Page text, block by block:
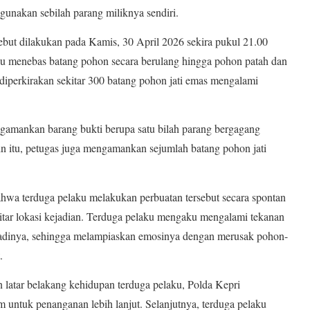
sebilah parang miliknya sendiri.
dilakukan pada Kamis, 30 April 2026 sekira pukul 21.00
batang pohon secara berulang hingga pohon patah dan
sekitar 300 batang pohon jati emas mengalami
barang bukti berupa satu bilah parang bergagang
itu, petugas juga mengamankan sejumlah batang pohon jati
terduga pelaku melakukan perbuatan tersebut secara spontan
lokasi kejadian. Terduga pelaku mengaku mengalami tekanan
sehingga melampiaskan emosinya dengan merusak pohon-
belakang kehidupan terduga pelaku, Polda Kepri
untuk penanganan lebih lanjut. Selanjutnya, terduga pelaku